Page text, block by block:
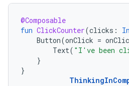
@Composable
fun ClickCounter(clicks :
Button(onClick =
Text( "I've been
}
}